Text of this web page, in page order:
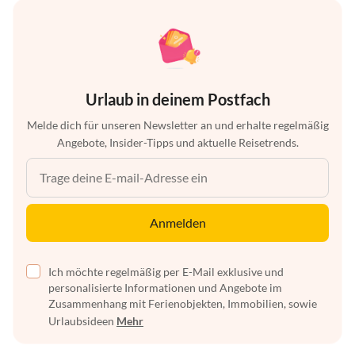
Urlaub in deinem Postfach
Melde dich für unseren Newsletter an und erhalte regelmäßig
Angebote, Insider-Tipps und aktuelle Reisetrends.
Anmelden
Ich möchte regelmäßig per E-Mail exklusive und
personalisierte Informationen und Angebote im
Zusammenhang mit Ferienobjekten, Immobilien, sowie
Urlaubsideen Mehr